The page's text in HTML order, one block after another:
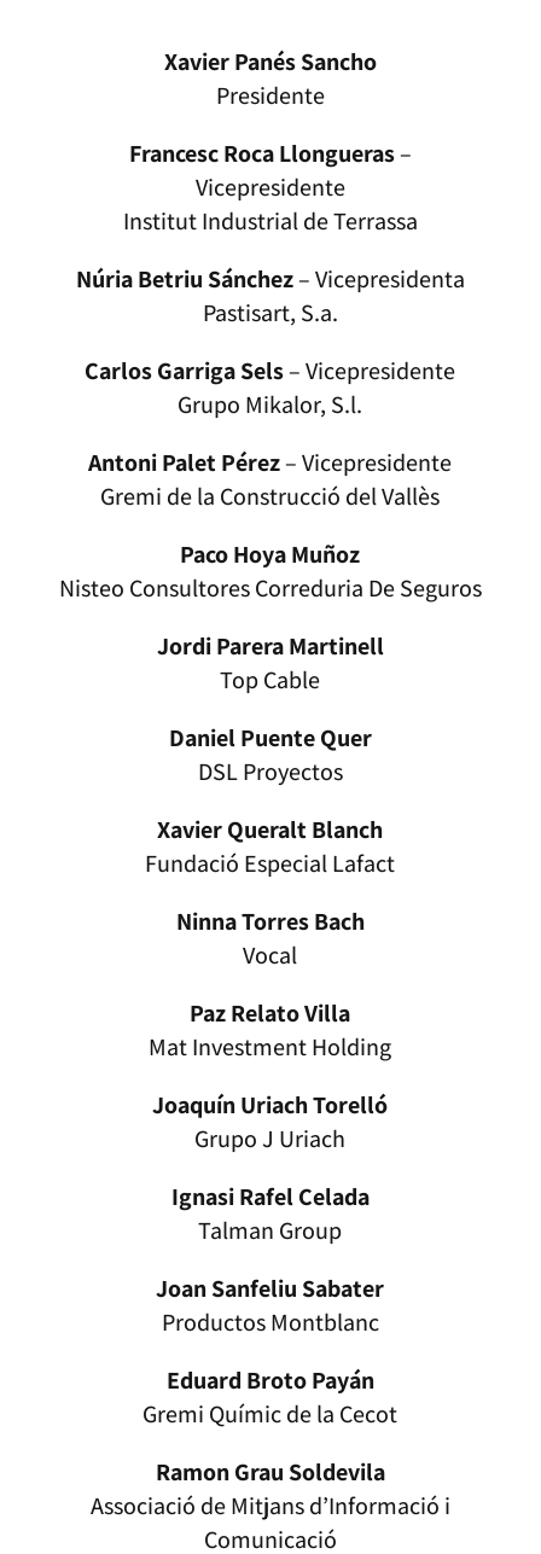
Xavier Panés Sancho
Presidente
Francesc Roca Llongueras–
Vicepresidente
Institut Industrial de Terrassa
Núria Betriu Sánchez– Vicepresidenta
Pastisart, S.a.
Carlos Garriga Sels– Vicepresidente
Grupo Mikalor, S.l.
Antoni Palet Pérez– Vicepresidente
Gremi de la Construcció del Vallès
Paco Hoya Muñoz
Nisteo Consultores Correduria De Seguros
Jordi Parera Martinell
Top Cable
Daniel Puente Quer
DSL Proyectos
Xavier Queralt Blanch
Fundació Especial Lafact
Ninna Torres Bach
Vocal
Paz Relato Villa
Mat Investment Holding
Joaquín Uriach Torelló
Grupo J Uriach
Ignasi Rafel Celada
Talman Group
Joan Sanfeliu Sabater
Productos Montblanc
Eduard Broto Payán
Gremi Químic de la Cecot
Ramon Grau Soldevila
Associació de Mitjans d’Informació i
Comunicació